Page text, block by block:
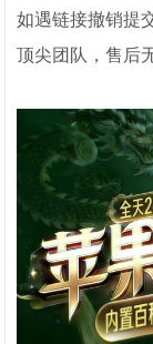
如遇链接撤销提
顶尖团队，售后